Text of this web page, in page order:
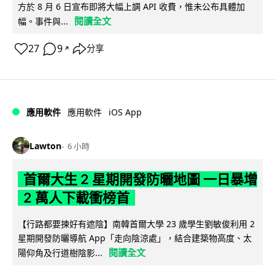
方於 8 月 6 日宣布即將大幅上調 API 收費，惟未公布具體加
幅。事件與...
閱讀全文
27 9 ↗ 分享
應用軟件 應用軟件 iOS App
Lawton 6 小時
首爾大生 2 星期開發防曬地圖 一日暴增
2 萬人下載衝榜首
【行路都要揀好有遮陰】南韓首爾大學 23 歲學生劉敏俊利用 2
星期開發防曬導航 App「走向陰涼處」，結合建築物高度、太
陽仰角及行道樹陰影...
閱讀全文